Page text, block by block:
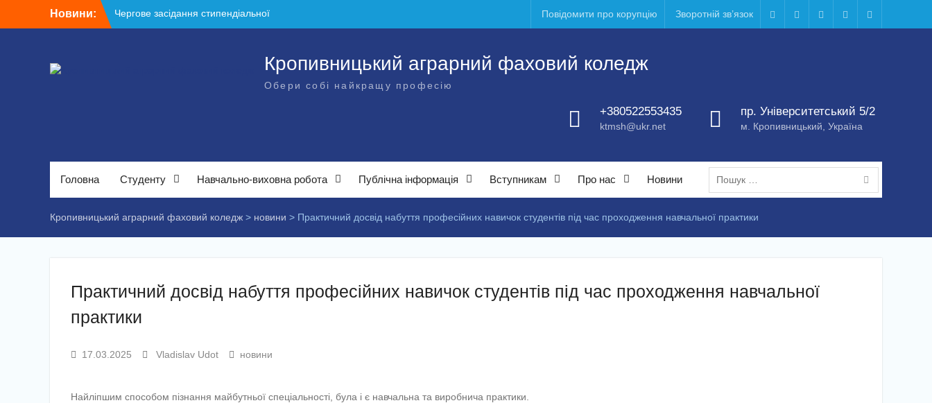
Новини:
Чергове засідання стипендіальної
комісії: основні рішення
Крок до сучасної підприємницької освіти
TelegramFacebookInstagram
X Youtube
Повідомити про корупцію Зворотній зв’язок
Кропивницький аграрний фаховий коледж
Обери собі найкращу професію
+380522553435
ktmsh@ukr.net
пр. Університетський 5/2
м. Кропивницький, Україна
Головна Студенту Навчально-виховна робота Публічна інформація Вступникам Про нас Новини
Пошук:
Кропивницький аграрний фаховий коледж > новини > Практичний досвід набуття професійних навичок студентів під час проходження навчальної практики
Практичний досвід набуття професійних навичок студентів під час проходження навчальної
практики
17.03.2025 Vladislav Udot новини
Найліпшим способом пізнання майбутньої спеціальності, була і є навчальна та виробнича практики.